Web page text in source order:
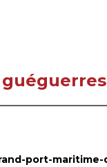
port-maritime-